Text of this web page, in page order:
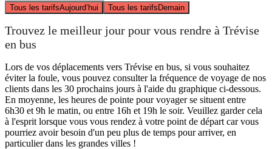
Tous les tarifsAujourd’hui Tous les tarifsDemain
Trouvez le meilleur jour pour vous rendre à Trévise
en bus
Lors de vos déplacements vers Trévise en bus, si vous souhaitez
éviter la foule, vous pouvez consulter la fréquence de voyage de nos
clients dans les 30 prochains jours à l'aide du graphique ci-dessous.
En moyenne, les heures de pointe pour voyager se situent entre
6h30 et 9h le matin, ou entre 16h et 19h le soir. Veuillez garder cela
à l'esprit lorsque vous vous rendez à votre point de départ car vous
pourriez avoir besoin d'un peu plus de temps pour arriver, en
particulier dans les grandes villes !